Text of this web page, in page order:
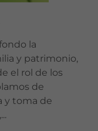
la
y patrimonio,
el rol de los
de
y toma de